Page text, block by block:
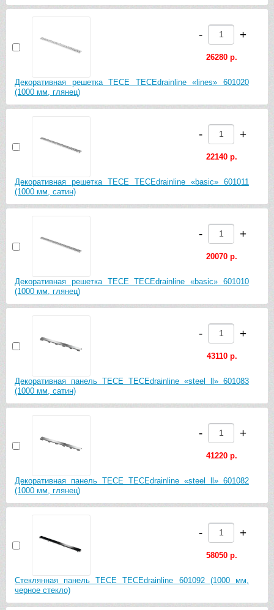
Декоративная решетка TECE TECEdrainline «lines» 601020
(1000 мм, глянец)
- +
26280 р.
Декоративная решетка TECE TECEdrainline «basic» 601011
(1000 мм, сатин)
- +
22140 р.
Декоративная решетка TECE TECEdrainline «basic» 601010
(1000 мм, глянец)
- +
20070 р.
Декоративная панель TECE TECEdrainline «steel ll» 601083
(1000 мм, сатин)
- +
43110 р.
Декоративная панель TECE TECEdrainline «steel ll» 601082
(1000 мм, глянец)
- +
41220 р.
Стеклянная панель TECE TECEdrainline 601092 (1000 мм,
черное стекло)
- +
58050 р.